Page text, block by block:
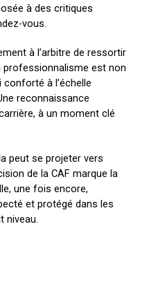
à des critiques
vous.
à l’arbitre de ressortir
professionnalisme est non
à l’échelle
reconnaissance
à un moment clé
peut se projeter vers
de la CAF marque la
une fois encore,
et protégé dans les
niveau.